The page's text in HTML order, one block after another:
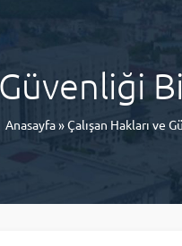
Güvenliği
Anasayfa»Çalışan Hakları ve